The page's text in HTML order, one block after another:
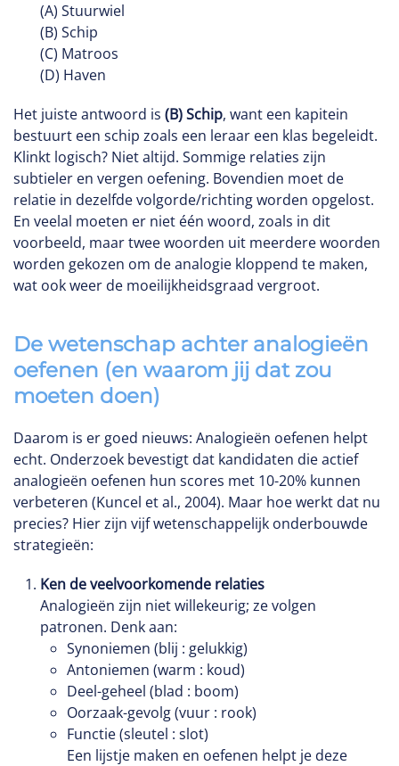
(A) Stuurwiel
(B) Schip
(C) Matroos
(D) Haven
Het juiste antwoord is (B) Schip, want een kapitein
bestuurt een schip zoals een leraar een klas begeleidt.
Klinkt logisch? Niet altijd. Sommige relaties zijn
subtieler en vergen oefening. Bovendien moet de
relatie in dezelfde volgorde/richting worden opgelost.
En veelal moeten er niet één woord, zoals in dit
voorbeeld, maar twee woorden uit meerdere woorden
worden gekozen om de analogie kloppend te maken,
wat ook weer de moeilijkheidsgraad vergroot.
De wetenschap achter analogieën
oefenen (en waarom jij dat zou
moeten doen)
Daarom is er goed nieuws: Analogieën oefenen helpt
echt. Onderzoek bevestigt dat kandidaten die actief
analogieën oefenen hun scores met 10-20% kunnen
verbeteren (Kuncel et al., 2004). Maar hoe werkt dat nu
precies? Hier zijn vijf wetenschappelijk onderbouwde
strategieën:
Ken de veelvoorkomende relaties
Analogieën zijn niet willekeurig; ze volgen
patronen. Denk aan:
Synoniemen (blij : gelukkig)
Antoniemen (warm : koud)
Deel-geheel (blad : boom)
Oorzaak-gevolg (vuur : rook)
Functie (sleutel : slot)
Een lijstje maken en oefenen helpt je deze